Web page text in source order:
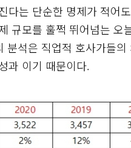
다는 단순한 명제가 적어
규모를 훌쩍 뛰어넘는 오
석은 직업적 호사가들
과 이기 때문이다.